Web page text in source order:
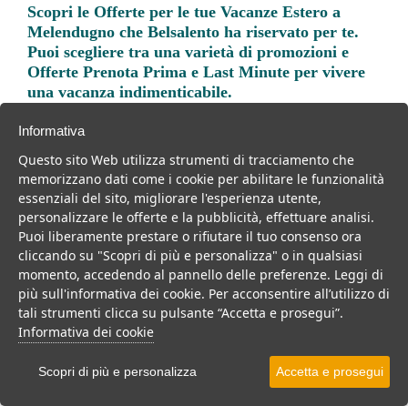
Scopri leOfferte per le tue Vacanze Estero a
Melendugno che Belsalento ha riservato per te.
Puoi scegliere tra una varietà di promozioni e
Offerte Prenota Prima e Last Minute per vivere
una vacanza indimenticabile.
Trova la soluzione migliore per la tua prossima
vacanza.
Noi di belsalento.it abbiamo selezionato per te le migliori mete, i
migliori servizi, le migliori offerte per il tuo prossimo viaggio.
Informativa
Questo sito Web utilizza strumenti di tracciamento che
memorizzano dati come i cookie per abilitare le funzionalità
essenziali del sito, migliorare l'esperienza utente,
personalizzare le offerte e la pubblicità, effettuare analisi.
Puoi liberamente prestare o rifiutare il tuo consenso ora
cliccando su "Scopri di più e personalizza" o in qualsiasi
momento, accedendo al pannello delle preferenze. Leggi di
più sull'informativa dei cookie. Per acconsentire all’utilizzo di
tali strumenti clicca su pulsante “Accetta e prosegui”.
Informativa dei cookie
Scopri di più e personalizza Accetta e prosegui